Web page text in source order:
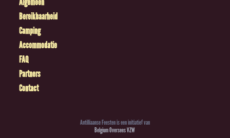
Bereikbaarheid
Camping
Accommodatie
FAQ
Partners
Contact
Antilliaanse Feesten is een initiatief van
Belgium Oversees VZW